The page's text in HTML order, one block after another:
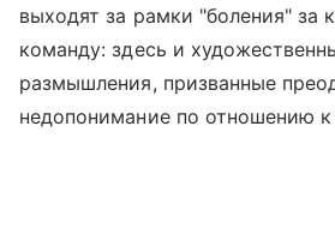
выходят за рамки "боления" за
команду: здесь и
размышления, призванные
недопонимание по отношению к